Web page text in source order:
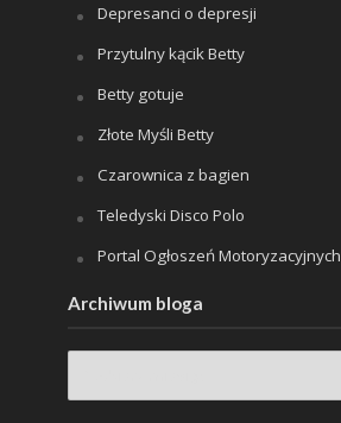
Depresanci o depresji
Przytulny kącik Betty
Betty gotuje
Złote Myśli Betty
Czarownica z bagien
Teledyski Disco Polo
Portal Ogłoszeń Motoryzacyjnych
Archiwum bloga
Archiwum